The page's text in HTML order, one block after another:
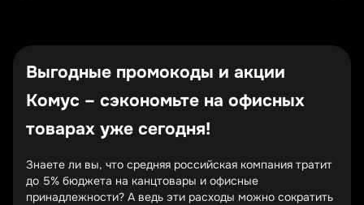
Выгодные промокоды и акции
Комус – сэкономьте на офисных
товарах уже сегодня!
Знаете ли вы, что средняя российская компания тратит
до 5% бюджета на канцтовары и офисные
принадлежности? А ведь эти расходы можно сократить